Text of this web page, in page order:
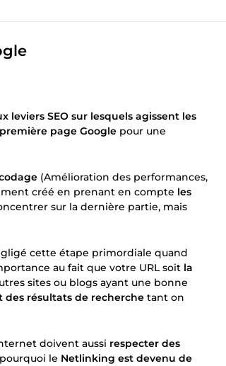
leviers SEO sur lesquels agissent les
page Google pour une
(Amélioration des performances,
créé en prenant en compte les
sur la dernière partie, mais
cette étape primordiale quand
au fait que votre URL soit la
sites ou blogs ayant une bonne
des résultats de recherche tant on
doivent aussi respecter des
le Netlinking est devenu de